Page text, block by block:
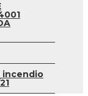
incendio